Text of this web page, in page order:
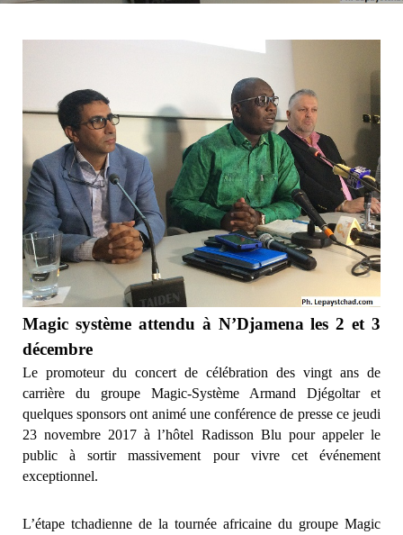
Magic système attendu à N’Djamena les 2 et 3
décembre
Le promoteur du concert de célébration des vingt ans de
carrière du groupe Magic-Système Armand Djégoltar et
quelques sponsors ont animé une conférence de presse ce jeudi
23 novembre 2017 à l’hôtel Radisson Blu pour appeler le
public à sortir massivement pour vivre cet événement
exceptionnel.
L’étape tchadienne de la tournée africaine du groupe Magic